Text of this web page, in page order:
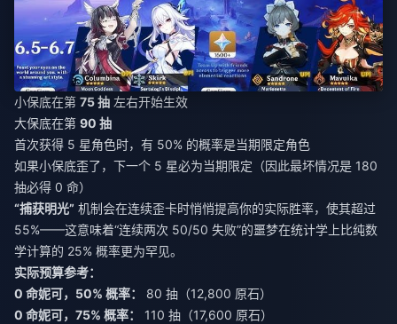
小保底在第 75 抽 左右开始生效
大保底在第 90 抽
首次获得 5 星角色时，有 50% 的概率是当期限定角色
如果小保底歪了，下一个 5 星必为当期限定（因此最坏情况是 180
抽必得 0 命）
“捕获明光” 机制会在连续歪卡时悄悄提高你的实际胜率，使其超过
55%——这意味着“连续两次 50/50 失败”的噩梦在统计学上比纯数
学计算的 25% 概率更为罕见。
实际预算参考：
0 命妮可，50% 概率：
80 抽（12,800 原石）
0 命妮可，75% 概率：
110 抽（17,600 原石）